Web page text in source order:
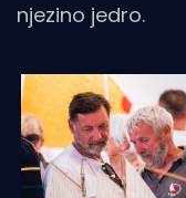
njezino jedro.